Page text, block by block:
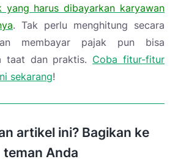
yang harus dibayarkan karyawan
. Tak perlu menghitung secara
membayar pajak pun bisa
taat dan praktis. Coba fitur-fitur
sekarang!
artikel ini? Bagikan ke
teman Anda